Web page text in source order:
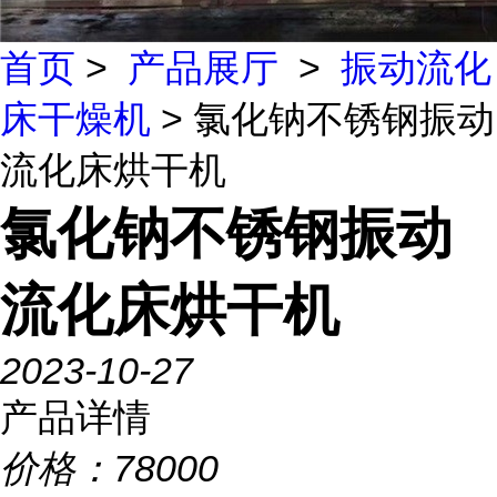
首页 > 产品展厅 > 振动流化
床干燥机 > 氯化钠不锈钢振动
流化床烘干机
氯化钠不锈钢振动
流化床烘干机
2023-10-27
产品详情
价格： 78000